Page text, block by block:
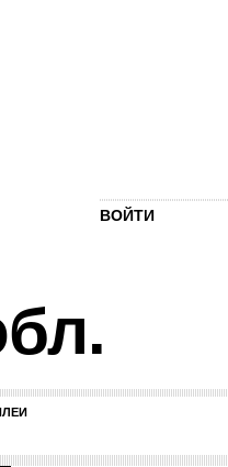
ВОЙТИ